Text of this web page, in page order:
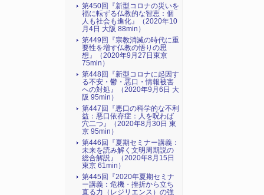
第450回『新型コロナの災いを
福に転ずる仏教的な智恵：個
人も社会も進化』（2020年10
月4日 大阪 88min）
第449回『宗教消滅の時代に重
要性を増す仏教の悟りの思
想』（2020年9月27日東京
75min）
第448回『新型コロナに起因す
る不安・鬱・悪口・情報被害
への対処』（2020年9月6日 大
阪 95min）
第447回『悪口の科学的な不利
益：悪口依存症：人を呪わば
穴二つ』（2020年8月30日 東
京 95min）
第446回『夏期セミナー講義：
未来を読み解く文明周期説の
総合解説』（2020年8月15日
東京 61min）
第445回『2020年夏期セミナ
ー講義：危機・挫折から立ち
直る力（レジリエンス）の強